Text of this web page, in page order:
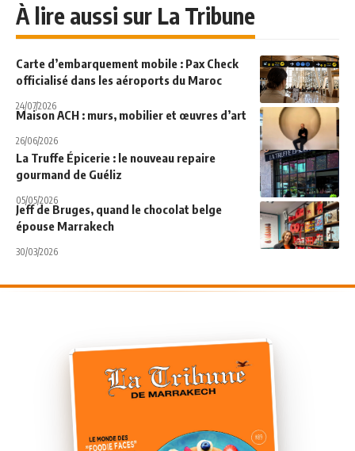
À lire aussi sur La Tribune
Carte d’embarquement mobile : Pax Check
officialisé dans les aéroports du Maroc
24/07/2026
Maison ACH : murs, mobilier et œuvres d’art
26/06/2026
La Truffe Épicerie : le nouveau repaire
gourmand de Guéliz
05/05/2026
Jeff de Bruges, quand le chocolat belge
épouse Marrakech
30/03/2026